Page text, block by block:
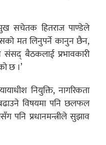
सचेतक हितराज पाण्डेले
मत लिनुपर्ने कानुन छैन,
बैठकलाई प्रभावकारी
छ ।’
नियुक्ति, नागरिकता
विषयमा पनि छलफल
पनि प्रधानमन्त्रीले सुझाव